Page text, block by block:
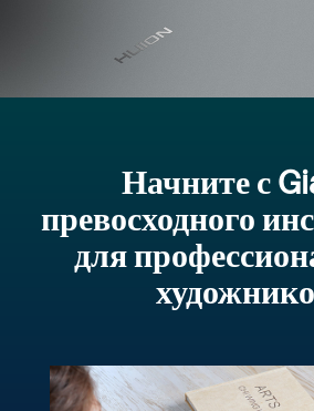
Начните с
превосходного
для